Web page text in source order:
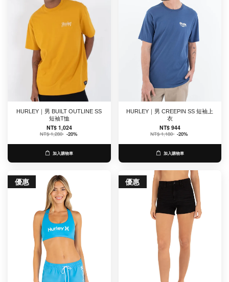
HURLEY｜男 BUILT OUTLINE SS
短袖T恤
NT$ 1,024
NT$ 1,280 -20%
加入購物車
HURLEY｜男 CREEPIN SS 短袖上
衣
NT$ 944
NT$ 1,180 -20%
加入購物車
優惠 優惠